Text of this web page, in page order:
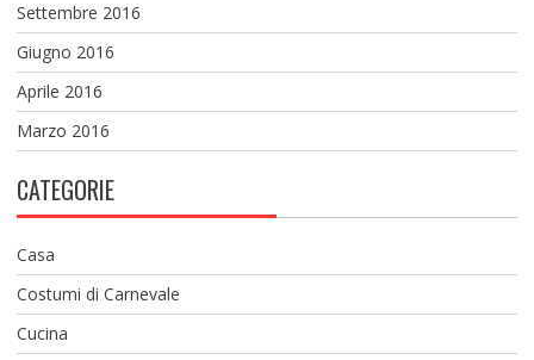
Settembre 2016
Giugno 2016
Aprile 2016
Marzo 2016
CATEGORIE
Casa
Costumi di Carnevale
Cucina